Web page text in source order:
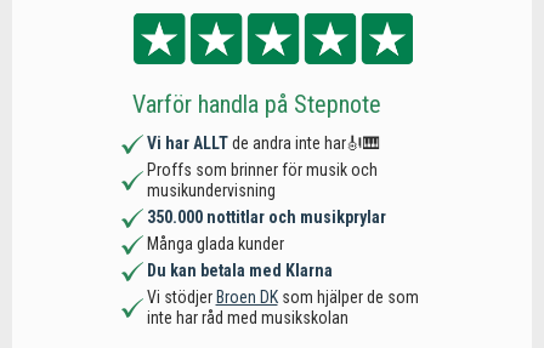
Varför handla på Stepnote
Vi har ALLTde andra inte har🎻🎹
Proffs som brinner för musik och
musikundervisning
350.000 nottitlar och musikprylar
Många glada kunder
Du kan betala med Klarna
Vi stödjer Broen DKsom hjälper de som
inte har råd med musikskolan